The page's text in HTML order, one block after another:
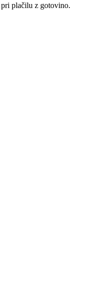
plačilu z gotovino.